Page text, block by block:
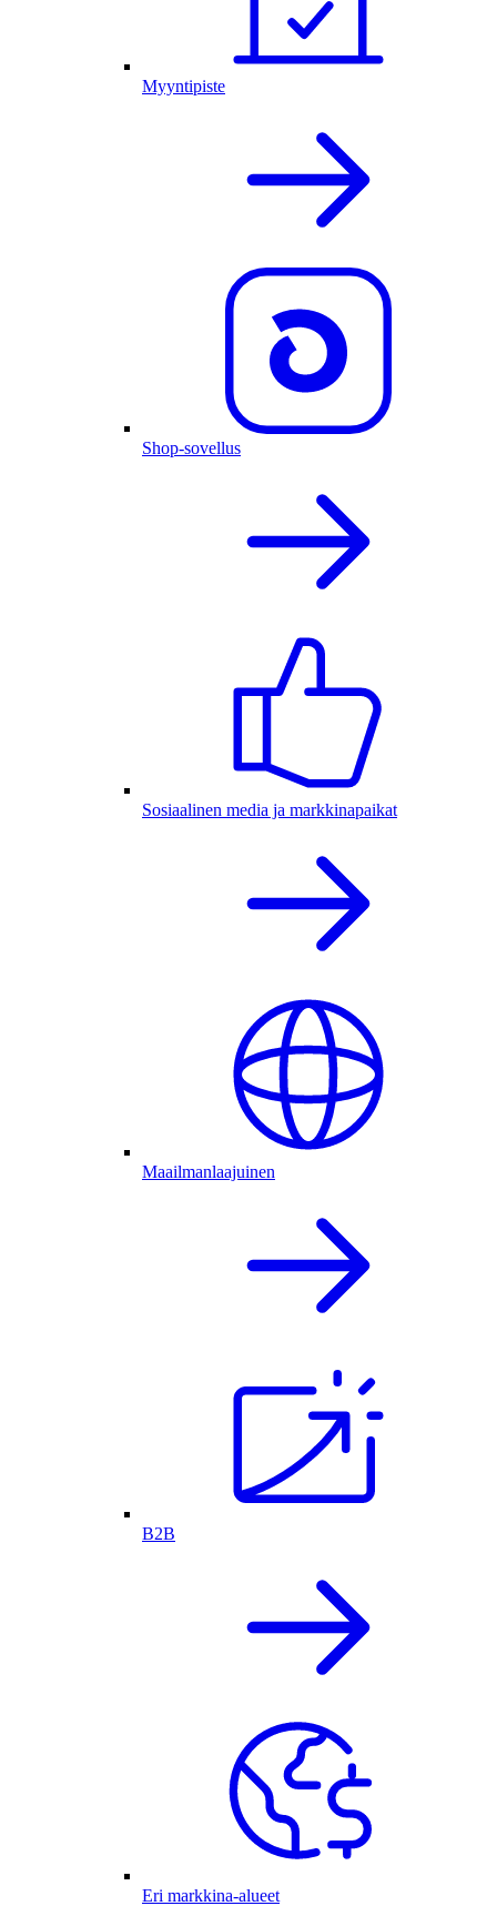
Myyntipiste
Shop-sovellus
Sosiaalinen media ja markkinapaikat
Maailmanlaajuinen
B2B
Eri markkina-alueet